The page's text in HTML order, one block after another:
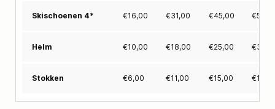
Skischoenen 4* €16,00 €31,00 €45,00 €
Helm €10,00 €18,00 €25,00 €
Stokken €6,00 €11,00 €15,00 €